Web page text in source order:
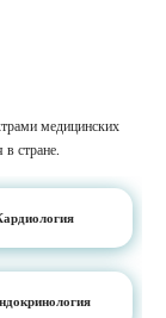
медицинских
стране.